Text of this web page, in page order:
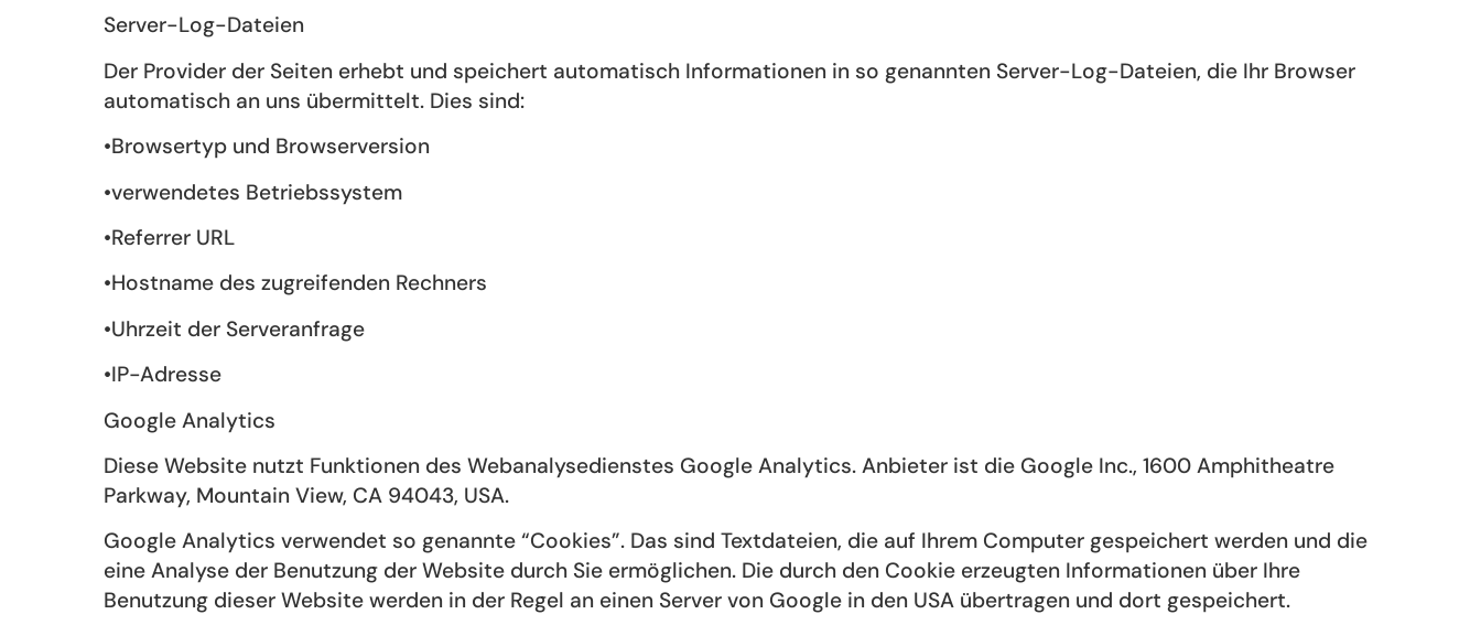
Server-Log-Dateien
Der Provider der Seiten erhebt und speichert automatisch Informationen in so genannten Server-Log-Dateien, die Ihr Browser
automatisch an uns übermittelt. Dies sind:
•Browsertyp und Browserversion
•verwendetes Betriebssystem
•Referrer URL
•Hostname des zugreifenden Rechners
•Uhrzeit der Serveranfrage
•IP-Adresse
Google Analytics
Diese Website nutzt Funktionen des Webanalysedienstes Google Analytics. Anbieter ist die Google Inc., 1600 Amphitheatre
Parkway, Mountain View, CA 94043, USA.
Google Analytics verwendet so genannte “Cookies”. Das sind Textdateien, die auf Ihrem Computer gespeichert werden und die
eine Analyse der Benutzung der Website durch Sie ermöglichen. Die durch den Cookie erzeugten Informationen über Ihre
Benutzung dieser Website werden in der Regel an einen Server von Google in den USA übertragen und dort gespeichert.